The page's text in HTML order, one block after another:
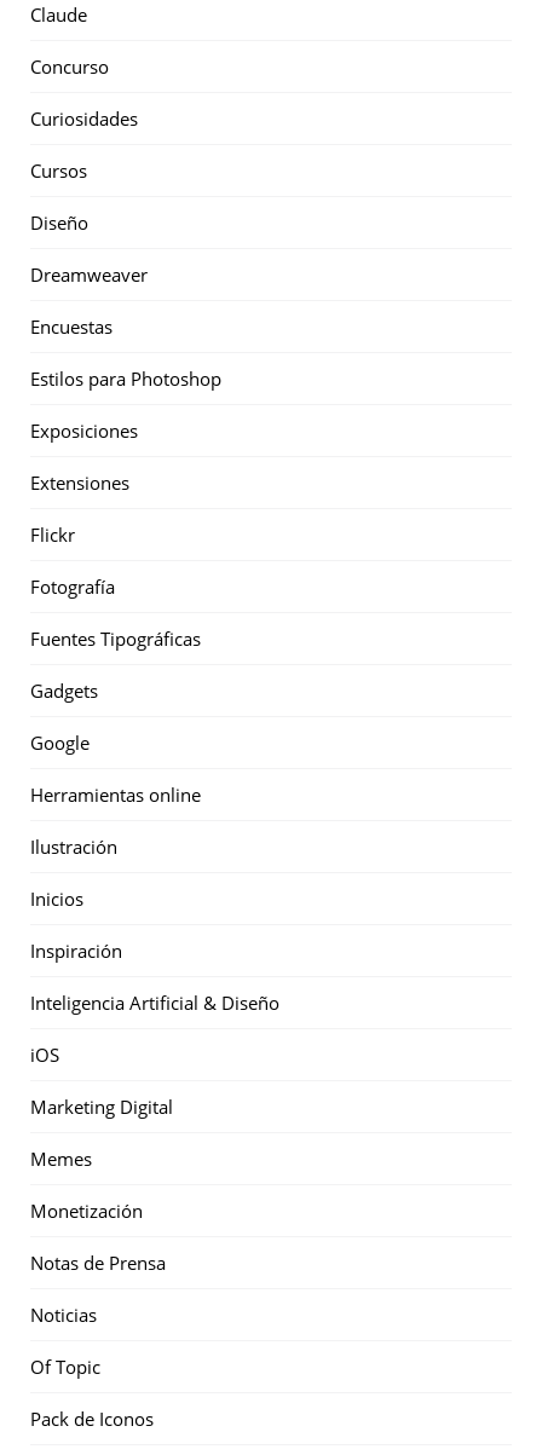
Claude
Concurso
Curiosidades
Cursos
Diseño
Dreamweaver
Encuestas
Estilos para Photoshop
Exposiciones
Extensiones
Flickr
Fotografía
Fuentes Tipográficas
Gadgets
Google
Herramientas online
Ilustración
Inicios
Inspiración
Inteligencia Artificial & Diseño
iOS
Marketing Digital
Memes
Monetización
Notas de Prensa
Noticias
Of Topic
Pack de Iconos